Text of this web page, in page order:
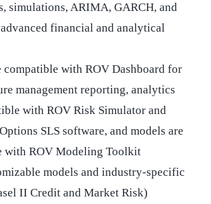
simulations, ARIMA, GARCH, and
financial and analytical
compatible with ROV Dashboard for
management reporting, analytics
with ROV Risk Simulator and
SLS software, and models are
with ROV Modeling Toolkit
models and industry-specific
II Credit and Market Risk)